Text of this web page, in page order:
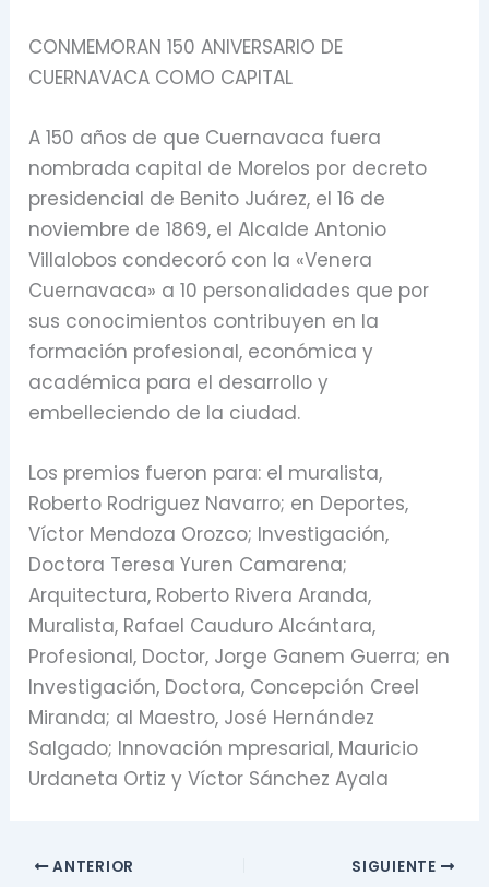
CONMEMORAN 150 ANIVERSARIO DE
CUERNAVACA COMO CAPITAL
A 150 años de que Cuernavaca fuera
nombrada capital de Morelos por decreto
presidencial de Benito Juárez, el 16 de
noviembre de 1869, el Alcalde Antonio
Villalobos condecoró con la «Venera
Cuernavaca» a 10 personalidades que por
sus conocimientos contribuyen en la
formación profesional, económica y
académica para el desarrollo y
embelleciendo de la ciudad.
Los premios fueron para: el muralista,
Roberto Rodriguez Navarro; en Deportes,
Víctor Mendoza Orozco; Investigación,
Doctora Teresa Yuren Camarena;
Arquitectura, Roberto Rivera Aranda,
Muralista, Rafael Cauduro Alcántara,
Profesional, Doctor, Jorge Ganem Guerra; en
Investigación, Doctora, Concepción Creel
Miranda; al Maestro, José Hernández
Salgado; Innovación mpresarial, Mauricio
Urdaneta Ortiz y Víctor Sánchez Ayala
ANTERIOR SIGUIENTE